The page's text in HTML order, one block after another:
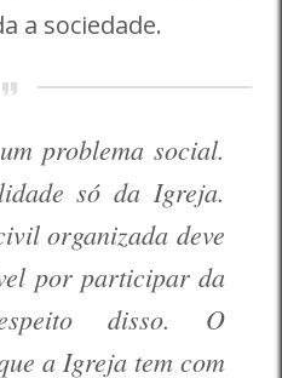
a sociedade.
problema social.
só da Igreja.
organizada deve
por participar da
disso. O
a Igreja tem com